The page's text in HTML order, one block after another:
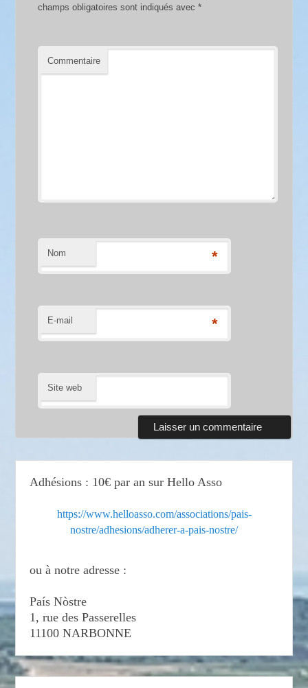
champs obligatoires sont indiqués avec*
Commentaire
Nom *
E-mail *
Site web
Adhésions : 10€ par an sur Hello Asso
https://www.helloasso.com/associations/pais-
nostre/adhesions/adherer-a-pais-nostre/
ou à notre adresse :
País Nòstre
1, rue des Passerelles
11100 NARBONNE